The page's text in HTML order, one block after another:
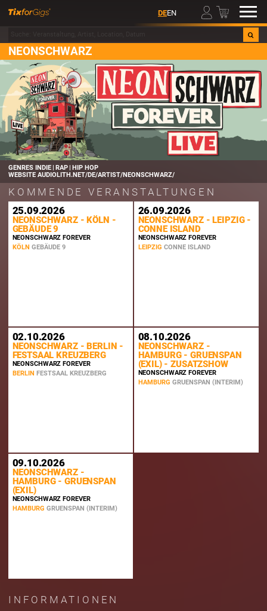
DEEN 00
NEONSCHWARZ
GENRES INDIE | RAP | HIP HOP
WEBSITE AUDIOLITH.NET/DE/ARTIST/NEONSCHWARZ/
KOMMENDE VERANSTALTUNGEN
25.09.2026
NEONSCHWARZ - KÖLN -
GEBÄUDE 9
NEONSCHWARZ FOREVER
KÖLN GEBÄUDE 9
26.09.2026
NEONSCHWARZ - LEIPZIG -
CONNE ISLAND
NEONSCHWARZ FOREVER
LEIPZIG CONNE ISLAND
02.10.2026
NEONSCHWARZ - BERLIN -
FESTSAAL KREUZBERG
NEONSCHWARZ FOREVER
BERLIN FESTSAAL KREUZBERG
08.10.2026
NEONSCHWARZ -
HAMBURG - GRUENSPAN
(EXIL) - ZUSATZSHOW
NEONSCHWARZ FOREVER
HAMBURG GRUENSPAN (INTERIM)
09.10.2026
NEONSCHWARZ -
HAMBURG - GRUENSPAN
(EXIL)
NEONSCHWARZ FOREVER
HAMBURG GRUENSPAN (INTERIM)
INFORMATIONEN